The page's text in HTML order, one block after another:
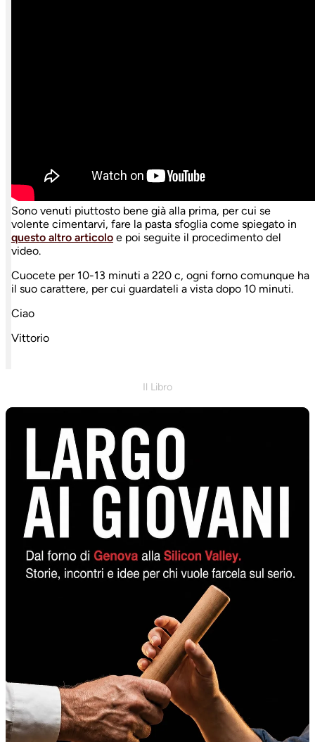
Sono venuti piuttosto bene già alla prima, per cui se
volente cimentarvi, fare la pasta sfoglia come spiegato in
questo altro articolo e poi seguite il procedimento del
video.
Cuocete per 10-13 minuti a 220 c, ogni forno comunque ha
il suo carattere, per cui guardateli a vista dopo 10 minuti.
Ciao
Vittorio
Il Libro